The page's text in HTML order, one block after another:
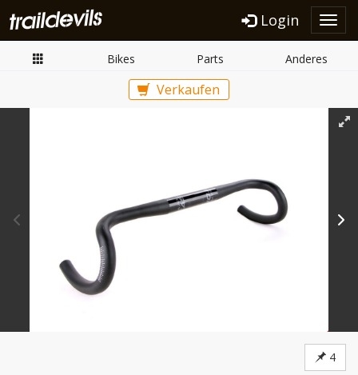
Login
Bikes Parts Anderes
Verkaufen
4